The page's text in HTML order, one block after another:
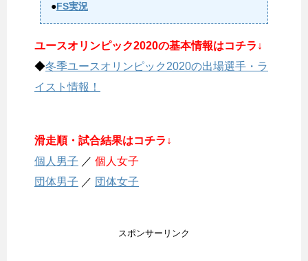
●FS実況
ユースオリンピック2020の基本情報はコチラ↓
◆冬季ユースオリンピック2020の出場選手・ラ
イスト情報！
滑走順・試合結果はコチラ↓
個人男子 ／ 個人女子
団体男子 ／ 団体女子
スポンサーリンク